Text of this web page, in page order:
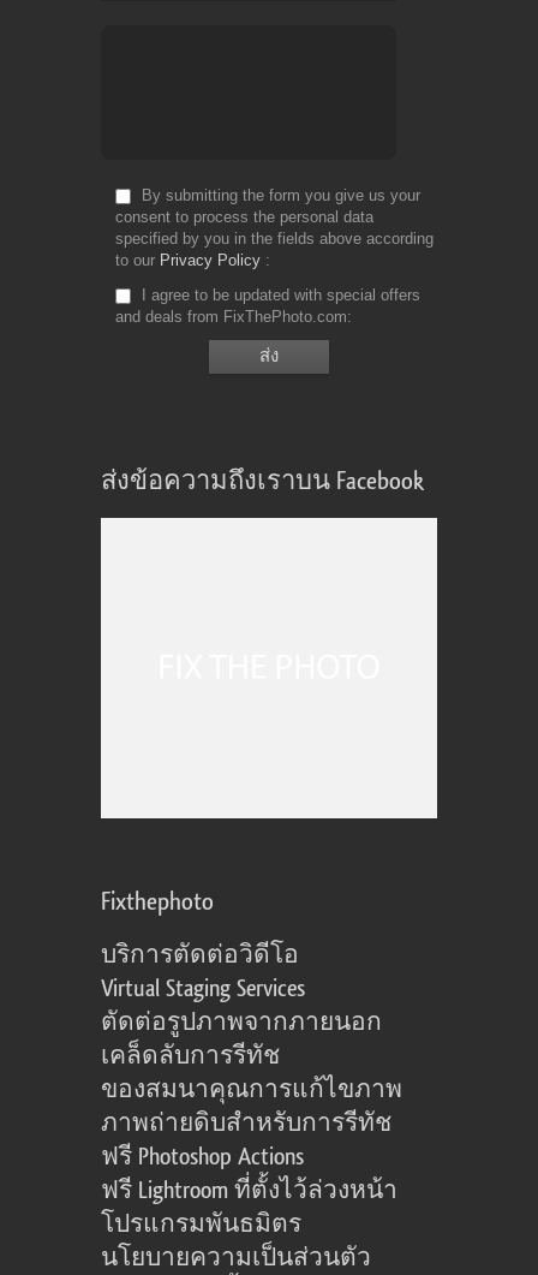
By submitting the form you give us your
consent to process the personal data
specified by you in the fields above according
to our Privacy Policy
I agree to be updated with special offers
and deals from FixThePhoto.com
ส่งข้อความถึงเราบน Facebook
Fixthephoto
บริการตัดต่อวิดีโอ
Virtual Staging Services
ตัดต่อรูปภาพจากภายนอก
เคล็ดลับการรีทัช
ของสมนาคุณการแก้ไขภาพ
ภาพถ่ายดิบสำหรับการรีทัช
ฟรี Photoshop Actions
ฟรี Lightroom ที่ตั้งไว้ล่วงหน้า
โปรแกรมพันธมิตร
นโยบายความเป็นส่วนตัว